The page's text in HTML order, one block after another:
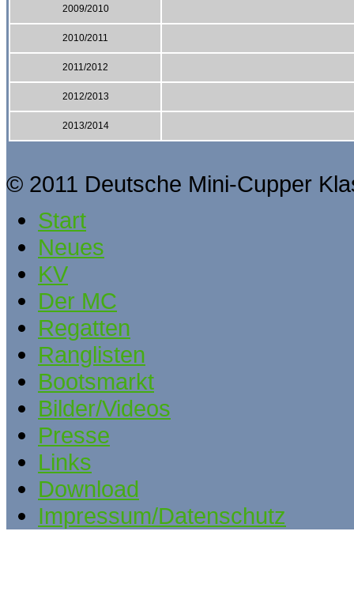
2009/2010
2010/2011
2011/2012
2012/2013
2013/2014
© 2011 Deutsche Mini-Cupper
Start
Neues
KV
Der MC
Regatten
Ranglisten
Bootsmarkt
Bilder/Videos
Presse
Links
Download
Impressum/Datenschutz